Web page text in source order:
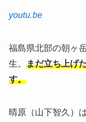
youtu.be
福島県北部の朝ヶ
生。 まだ立ち上げ
す。
晴原（山下智久）